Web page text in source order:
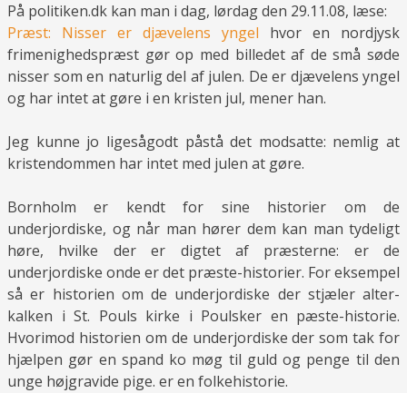
På politiken.dk kan man i dag, lørdag den 29.11.08, læse:
Præst: Nisser er djævelens yngel hvor en nordjysk
frimenighedspræst gør op med billedet af de små søde
nisser som en naturlig del af julen. De er djævelens yngel
og har intet at gøre i en kristen jul, mener han.
Jeg kunne jo ligesågodt påstå det modsatte: nemlig at
kristendommen har intet med julen at gøre.
Bornholm er kendt for sine historier om de
underjordiske, og når man hører dem kan man tydeligt
høre, hvilke der er digtet af præsterne: er de
underjordiske onde er det præste-historier. For eksempel
så er historien om de underjordiske der stjæler alter-
kalken i St. Pouls kirke i Poulsker en pæste-historie.
Hvorimod historien om de underjordiske der som tak for
hjælpen gør en spand ko møg til guld og penge til den
unge højgravide pige. er en folkehistorie.